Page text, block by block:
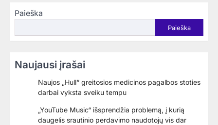
Paieška
Paieška
Naujausi įrašai
Naujos „Hull“ greitosios medicinos pagalbos stoties
darbai vyksta sveiku tempu
„YouTube Music“ išsprendžia problemą, į kurią
daugelis srautinio perdavimo naudotojų vis dar